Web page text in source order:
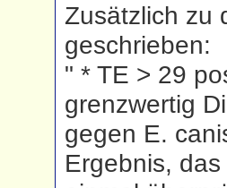
Zusätzlich zu
geschrieben:
" * TE > 29
grenzwertig
gegen E.
Ergebnis,